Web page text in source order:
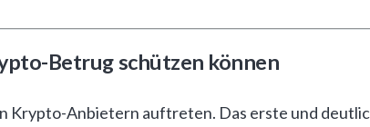
Betrug schützen können
Krypto-Anbietern auftreten. Das erste und